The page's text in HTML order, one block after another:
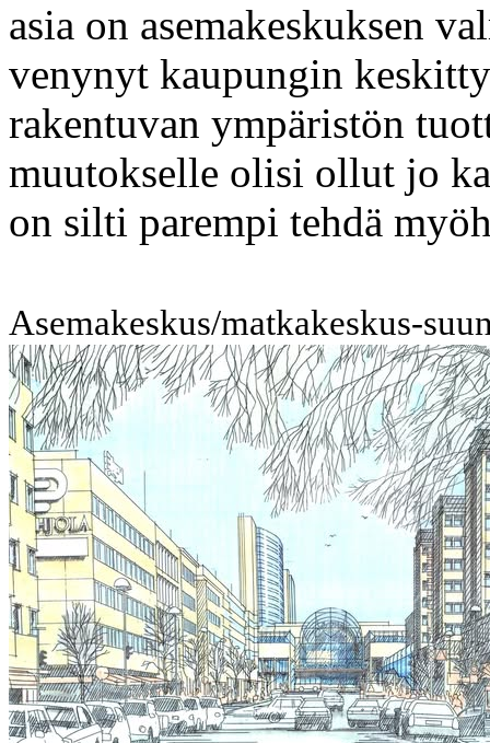
asia on asemakeskuksen
venynyt kaupungin
rakentuvan ympäristön
muutokselle olisi ollut jo
on silti parempi tehdä
Asemakeskus/matkakeskus-